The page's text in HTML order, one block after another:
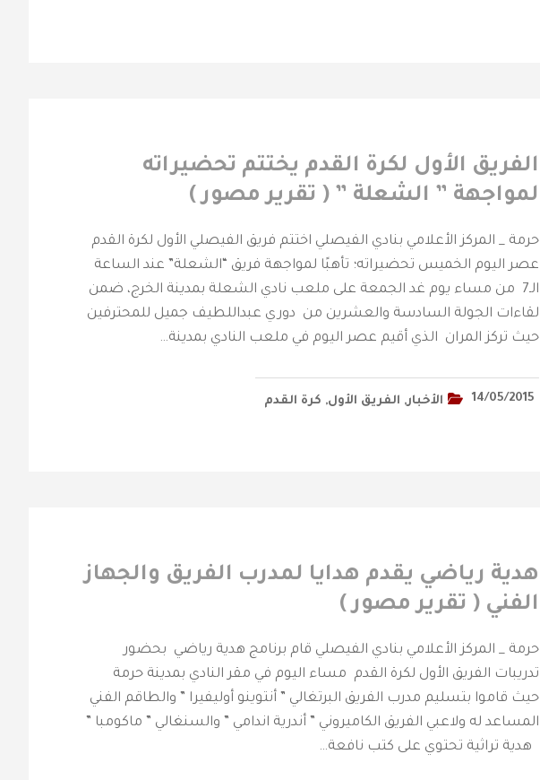
الفريق الأول لكرة القدم يختتم تحضيراته
لمواجهة ” الشعلة ” ( تقرير مصور )
حرمة _ المركز الأعلامي بنادي الفيصلي ‎اختتم فريق الفيصلي الأول لكرة القدم
عصر اليوم الخميس تحضيراته؛ تأهبًا لمواجهة فريق “الشعلة” عند الساعة
الـ7 من مساء يوم غد الجمعة على ملعب نادي الشعلة بمدينة الخرج، ضمن
لقاءات الجولة السادسة والعشرين من دوري عبداللطيف جميل للمحترفين
حيث تركز المران الذي أقيم عصر اليوم في ملعب النادي بمدينة…
14/05/2015 الأخبار, الفريق الأول, كرة القدم
هدية رياضي يقدم هدايا لمدرب الفريق والجهاز
الفني ( تقرير مصور )
حرمة _ المركز الأعلامي بنادي الفيصلي ‎قام برنامج هدية رياضي بحضور
تدريبات الفريق الأول لكرة القدم مساء اليوم في مقر النادي بمدينة حرمة
حيث قاموا بتسليم مدرب الفريق البرتغالي ” أنتوينو أوليفيرا ” والطاقم الفني
المساعد له ولاعبي الفريق الكاميروني ” أندرية اندامي ” والسنغالي ” ماكومبا ”
هدية تراثية تحتوي على كتب نافعة…